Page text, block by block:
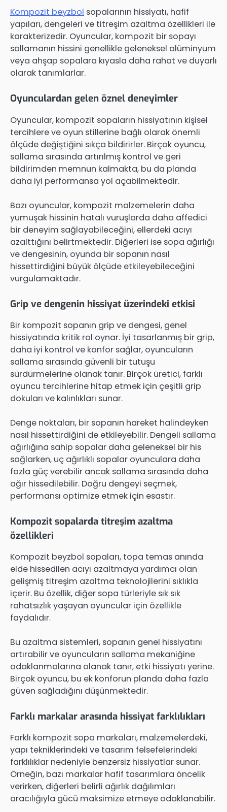
Kompozit beyzbol sopalarının hissiyatı, hafif
yapıları, dengeleri ve titreşim azaltma özellikleri ile
karakterizedir. Oyuncular, kompozit bir sopayı
sallamanın hissini genellikle geleneksel alüminyum
veya ahşap sopalara kıyasla daha rahat ve duyarlı
olarak tanımlarlar.
Oyunculardan gelen öznel deneyimler
Oyuncular, kompozit sopaların hissiyatının kişisel
tercihlere ve oyun stillerine bağlı olarak önemli
ölçüde değiştiğini sıkça bildirirler. Birçok oyuncu,
sallama sırasında artırılmış kontrol ve geri
bildirimden memnun kalmakta, bu da planda
daha iyi performansa yol açabilmektedir.
Bazı oyuncular, kompozit malzemelerin daha
yumuşak hissinin hatalı vuruşlarda daha affedici
bir deneyim sağlayabileceğini, ellerdeki acıyı
azalttığını belirtmektedir. Diğerleri ise sopa ağırlığı
ve dengesinin, oyunda bir sopanın nasıl
hissettirdiğini büyük ölçüde etkileyebileceğini
vurgulamaktadır.
Grip ve dengenin hissiyat üzerindeki etkisi
Bir kompozit sopanın grip ve dengesi, genel
hissiyatında kritik rol oynar. İyi tasarlanmış bir grip,
daha iyi kontrol ve konfor sağlar, oyuncuların
sallama sırasında güvenli bir tutuşu
sürdürmelerine olanak tanır. Birçok üretici, farklı
oyuncu tercihlerine hitap etmek için çeşitli grip
dokuları ve kalınlıkları sunar.
Denge noktaları, bir sopanın hareket halindeyken
nasıl hissettirdiğini de etkileyebilir. Dengeli sallama
ağırlığına sahip sopalar daha geleneksel bir his
sağlarken, uç ağırlıklı sopalar oyunculara daha
fazla güç verebilir ancak sallama sırasında daha
ağır hissedilebilir. Doğru dengeyi seçmek,
performansı optimize etmek için esastır.
Kompozit sopalarda titreşim azaltma
özellikleri
Kompozit beyzbol sopaları, topa temas anında
elde hissedilen acıyı azaltmaya yardımcı olan
gelişmiş titreşim azaltma teknolojilerini sıklıkla
içerir. Bu özellik, diğer sopa türleriyle sık sık
rahatsızlık yaşayan oyuncular için özellikle
faydalıdır.
Bu azaltma sistemleri, sopanın genel hissiyatını
artırabilir ve oyuncuların sallama mekaniğine
odaklanmalarına olanak tanır, etki hissiyatı yerine.
Birçok oyuncu, bu ek konforun planda daha fazla
güven sağladığını düşünmektedir.
Farklı markalar arasında hissiyat farklılıkları
Farklı kompozit sopa markaları, malzemelerdeki,
yapı tekniklerindeki ve tasarım felsefelerindeki
farklılıklar nedeniyle benzersiz hissiyatlar sunar.
Örneğin, bazı markalar hafif tasarımlara öncelik
verirken, diğerleri belirli ağırlık dağılımları
aracılığıyla gücü maksimize etmeye odaklanabilir.